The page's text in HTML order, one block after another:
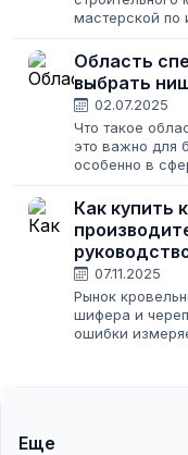
мастерской по
где найти
Область
выбрать
02.07.2025
Что такое
это важно для бизнеса В
особенно в
роль.
Как купить
07.11.2025
Рынок
шифера и
ошибки
Еще